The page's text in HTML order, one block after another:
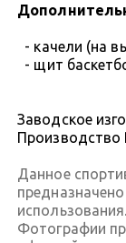
- качели (на
- щит
Заводское
Производство
Данное
использования.
Фотографии